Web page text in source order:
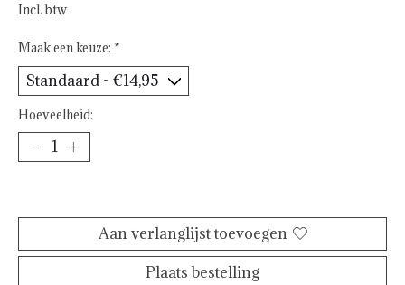
Incl. btw
Maak een keuze: *
Hoeveelheid:
Aan verlanglijst toevoegen
Plaats bestelling